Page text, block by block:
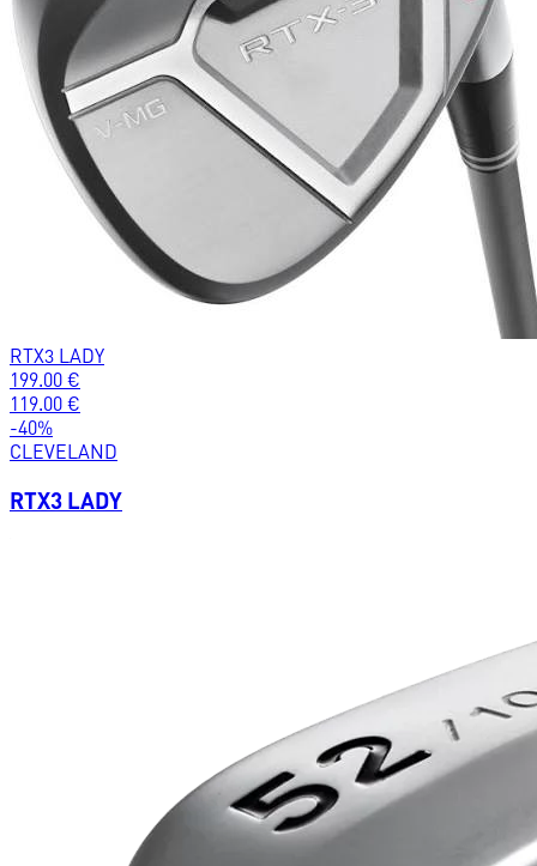
RTX3 LADY
199.00 €
119.00 €
-40%
CLEVELAND
RTX3 LADY